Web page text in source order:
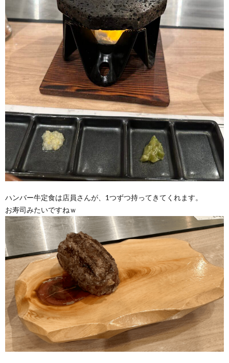
ハンバー牛定食は店員さんが、1つずつ持ってきてくれます。
お寿司みたいですねｗ